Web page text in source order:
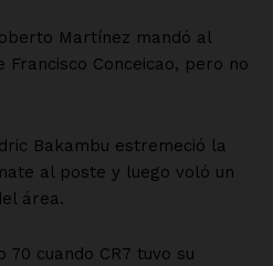
Martínez mandó al
Conceicao, pero no
Bakambu estremeció la
al poste y luego voló un
área.
70 cuando CR7 tuvo su